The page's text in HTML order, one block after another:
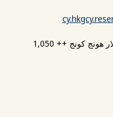
تبدأ من 1,050 دولار هونج كونج ++ 1,050